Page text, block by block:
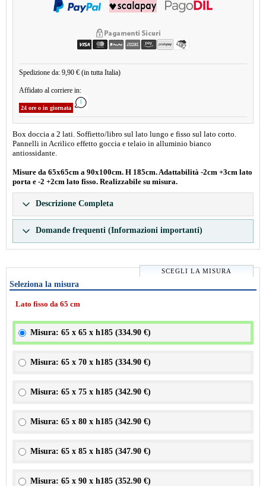
Spedizione da: 9,90 € (in tutta Italia)
Affidato al corriere in:
24 ore o in giornata
Box doccia a 2 lati. Soffietto/libro sul lato lungo e fisso sul lato corto.
Pannelli in Acrilico effetto goccia e telaio in alluminio bianco
antiossidante.
Misure da 65x65cm a 90x100cm. H 185cm. Adattabilità -2cm +3cm lato
porta e -2 +2cm lato fisso. Realizzabile su misura.
Descrizione Completa
Domande frequenti (Informazioni importanti)
SCEGLI LA MISURA
Seleziona la misura
Lato fisso da 65 cm
Misura: 65 x 65 x h185 (334.90 €)
Misura: 65 x 70 x h185 (334.90 €)
Misura: 65 x 75 x h185 (342.90 €)
Misura: 65 x 80 x h185 (342.90 €)
Misura: 65 x 85 x h185 (347.90 €)
Misura: 65 x 90 x h185 (352.90 €)